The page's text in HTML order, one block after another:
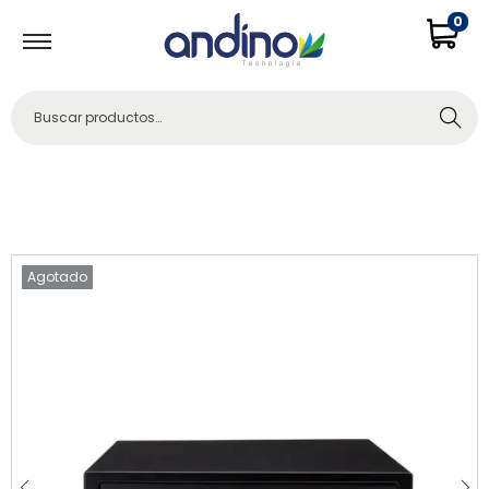
0
Buscar
Agotado